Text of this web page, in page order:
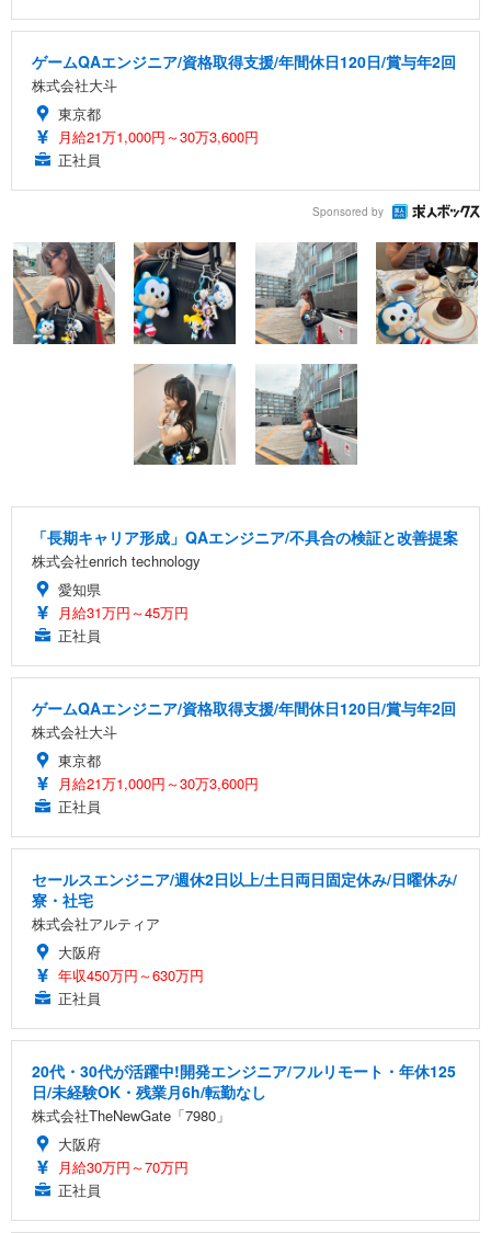
ゲームQAエンジニア/資格取得支援/年間休日120日/賞与年2回
株式会社大斗
東京都
月給21万1,000円～30万3,600円
正社員
Sponsored by
「長期キャリア形成」QAエンジニア/不具合の検証と改善提案
株式会社enrich technology
愛知県
月給31万円～45万円
正社員
ゲームQAエンジニア/資格取得支援/年間休日120日/賞与年2回
株式会社大斗
東京都
月給21万1,000円～30万3,600円
正社員
セールスエンジニア/週休2日以上/土日両日固定休み/日曜休み/
寮・社宅
株式会社アルティア
大阪府
年収450万円～630万円
正社員
20代・30代が活躍中!開発エンジニア/フルリモート・年休125
日/未経験OK・残業月6h/転勤なし
株式会社TheNewGate「7980」
大阪府
月給30万円～70万円
正社員